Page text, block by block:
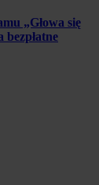
„Głowa się
bezpłatne